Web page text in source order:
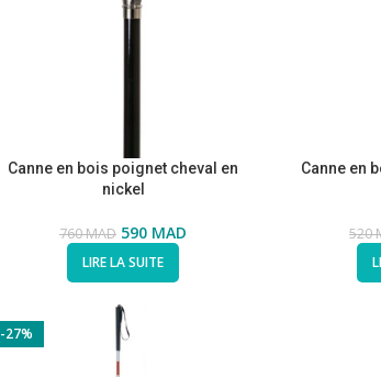
Canne en bois poignet cheval en
nickel
760MAD 590 MAD
LIRE LA SUITE
Canne en
520
-27%